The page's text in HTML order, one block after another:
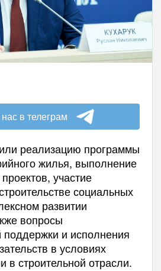
в телеграм
реализацию программы
жилья, выполнение
участие
социальных
развитии
вопросы
поддержки и исполнения
в условиях
в строительной отрасли.